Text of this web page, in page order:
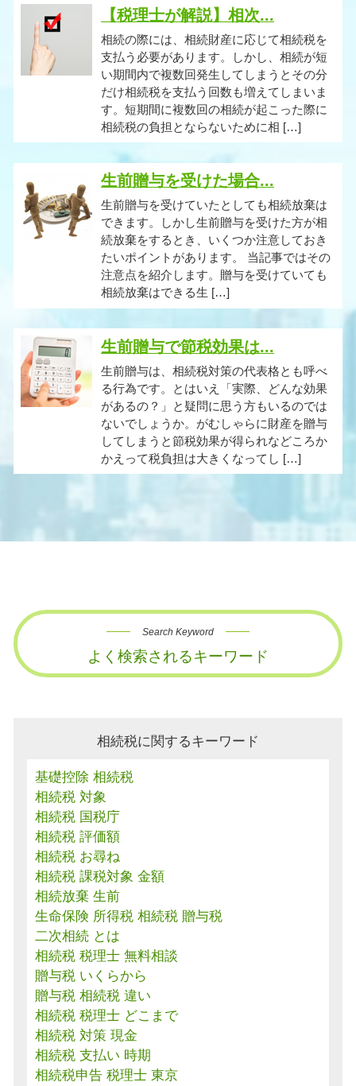
【税理士が解説】相次...
相続の際には、相続財産に応じて相続税を
支払う必要があります。しかし、相続が短
い期間内で複数回発生してしまうとその分
だけ相続税を支払う回数も増えてしまいま
す。短期間に複数回の相続が起こった際に
相続税の負担とならないために相 […]
生前贈与を受けた場合...
生前贈与を受けていたとしても相続放棄は
できます。しかし生前贈与を受けた方が相
続放棄をするとき、いくつか注意しておき
たいポイントがあります。 当記事ではその
注意点を紹介します。贈与を受けていても
相続放棄はできる生 […]
生前贈与で節税効果は...
生前贈与は、相続税対策の代表格とも呼べ
る行為です。とはいえ「実際、どんな効果
があるの？」と疑問に思う方もいるのでは
ないでしょうか。がむしゃらに財産を贈与
してしまうと節税効果が得られなどころか
かえって税負担は大きくなってし […]
Search Keyword
よく検索されるキーワード
相続税に関するキーワード
基礎控除 相続税
相続税 対象
相続税 国税庁
相続税 評価額
相続税 お尋ね
相続税 課税対象 金額
相続放棄 生前
生命保険 所得税 相続税 贈与税
二次相続 とは
相続税 税理士 無料相談
贈与税 いくらから
贈与税 相続税 違い
相続税 税理士 どこまで
相続税 対策 現金
相続税 支払い 時期
相続税申告 税理士 東京